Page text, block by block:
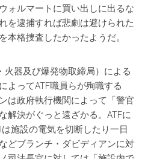
ォルマートに買い出しに出るな
を逮捕すれば悲劇は避けられた
本格捜査したかったようだ。
火器及び爆発物取締局）による
よってATF職員らが殉職する
は政府執行機関によって「警官
解決がぐっと遠ざかる。ATFに
施設の電気を切断したり一日
どブランチ・ダビディアンに対